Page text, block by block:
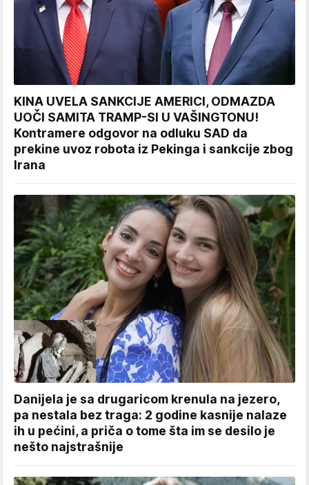
KINA UVELA SANKCIJE AMERICI, ODMAZDA
UOČI SAMITA TRAMP-SI U VAŠINGTONU!
Kontramere odgovor na odluku SAD da
prekine uvoz robota iz Pekinga i sankcije zbog
Irana
Danijela je sa drugaricom krenula na jezero,
pa nestala bez traga: 2 godine kasnije nalaze
ih u pećini, a priča o tome šta im se desilo je
nešto najstrašnije